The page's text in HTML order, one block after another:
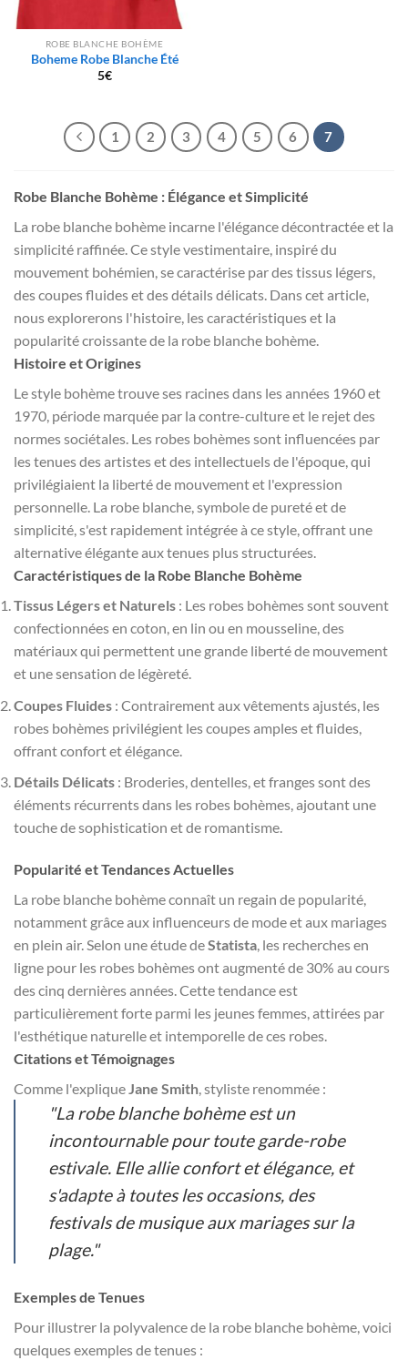
ROBE BLANCHE BOHÈME
Boheme Robe Blanche Été
5€
1 2 3 4 5 6 7
Robe Blanche Bohème : Élégance et Simplicité
La robe blanche bohème incarne l'élégance décontractée et la
simplicité raffinée. Ce style vestimentaire, inspiré du
mouvement bohémien, se caractérise par des tissus légers,
des coupes fluides et des détails délicats. Dans cet article,
nous explorerons l'histoire, les caractéristiques et la
popularité croissante de la robe blanche bohème.
Histoire et Origines
Le style bohème trouve ses racines dans les années 1960 et
1970, période marquée par la contre-culture et le rejet des
normes sociétales. Les robes bohèmes sont influencées par
les tenues des artistes et des intellectuels de l'époque, qui
privilégiaient la liberté de mouvement et l'expression
personnelle. La robe blanche, symbole de pureté et de
simplicité, s'est rapidement intégrée à ce style, offrant une
alternative élégante aux tenues plus structurées.
Caractéristiques de la Robe Blanche Bohème
Tissus Légers et Naturels : Les robes bohèmes sont souvent
confectionnées en coton, en lin ou en mousseline, des
matériaux qui permettent une grande liberté de mouvement
et une sensation de légèreté.
Coupes Fluides : Contrairement aux vêtements ajustés, les
robes bohèmes privilégient les coupes amples et fluides,
offrant confort et élégance.
Détails Délicats : Broderies, dentelles, et franges sont des
éléments récurrents dans les robes bohèmes, ajoutant une
touche de sophistication et de romantisme.
Popularité et Tendances Actuelles
La robe blanche bohème connaît un regain de popularité,
notamment grâce aux influenceurs de mode et aux mariages
en plein air. Selon une étude deStatista, les recherches en
ligne pour les robes bohèmes ont augmenté de 30% au cours
des cinq dernières années. Cette tendance est
particulièrement forte parmi les jeunes femmes, attirées par
l'esthétique naturelle et intemporelle de ces robes.
Citations et Témoignages
Comme l'expliqueJane Smith, styliste renommée :
"La robe blanche bohème est un
incontournable pour toute garde-robe
estivale. Elle allie confort et élégance, et
s'adapte à toutes les occasions, des
festivals de musique aux mariages sur la
plage."
Exemples de Tenues
Pour illustrer la polyvalence de la robe blanche bohème, voici
quelques exemples de tenues :